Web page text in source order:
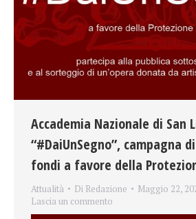
Accademia Nazionale di San
“#DaiUnSegno”, campagna
fondi a favore della
Attualità Di Redazione
Maggio 22,
Lascia un commento